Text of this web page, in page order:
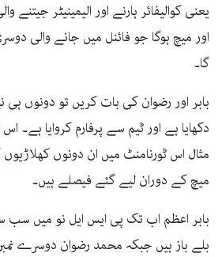
یعنی کوالیفائر ہارنے اور الیمینیٹر
اور میچ ہوگا جو فائنل میں جانے والی
گا۔
بابر اور رضوان کی بات کریں تو دونوں
دکھایا ہے اور ٹیم سے پرفارم کروایا
مثال اس ٹورنامنٹ میں ان دونوں
میچ کے دوران لیے گئے فیصلے ہیں۔
بابر اعظم اب تک پی ایس ایل نو میں سب
بلے باز ہیں جبکہ محمد رضوان دوسرے